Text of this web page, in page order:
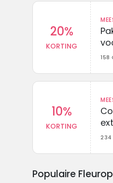
20%
KORTING
158
10%
KORTING
234
Populaire